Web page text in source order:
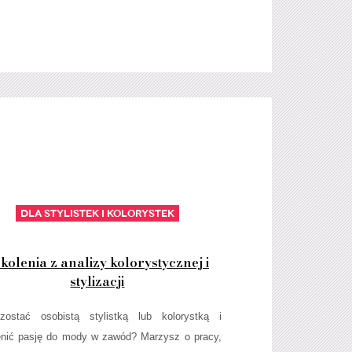
Dla stylistek i kolorystek
z analizy kolorystycznej i
stylizacji
osobistą stylistką lub kolorystką i
pasję do mody w zawód? Marzysz o pracy,